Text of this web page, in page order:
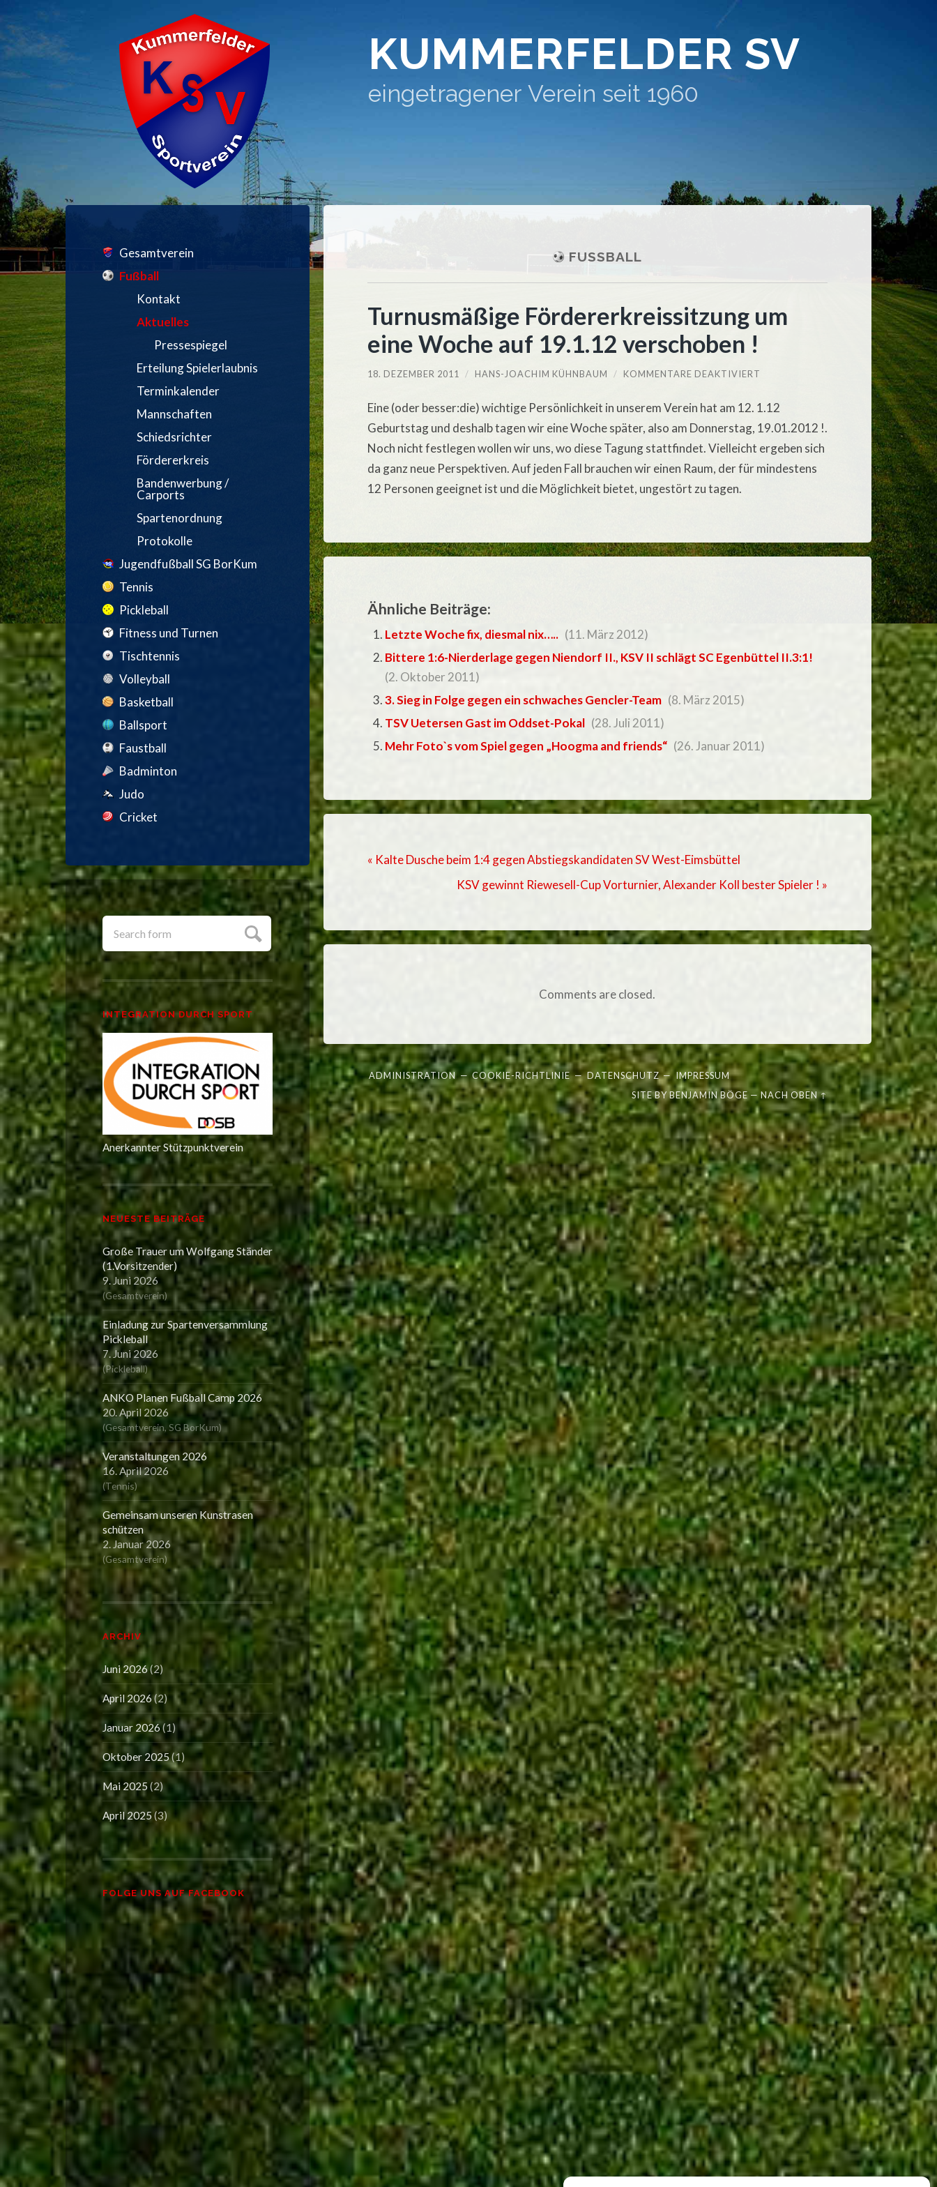
KUMMERFELDER SV
eingetragener Verein seit 1960
Gesamtverein
Fußball
Kontakt
Aktuelles
Pressespiegel
Erteilung Spielerlaubnis
Terminkalender
Mannschaften
Schiedsrichter
Fördererkreis
Bandenwerbung /
Carports
Spartenordnung
Protokolle
Jugendfußball SG BorKum
Tennis
Pickleball
Fitness und Turnen
Tischtennis
Volleyball
Basketball
Ballsport
Faustball
Badminton
Judo
Cricket
INTEGRATION DURCH SPORT
Anerkannter Stützpunktverein
NEUESTE BEITRÄGE
Große Trauer um Wolfgang Ständer
(1.Vorsitzender)
9. Juni 2026
(Gesamtverein)
Einladung zur Spartenversammlung
Pickleball
7. Juni 2026
(Pickleball)
ANKO Planen Fußball Camp 2026
20. April 2026
(Gesamtverein, SG BorKum)
Veranstaltungen 2026
16. April 2026
(Tennis)
Gemeinsam unseren Kunstrasen
schützen
2. Januar 2026
(Gesamtverein)
ARCHIV
Juni 2026(2)
April 2026(2)
Januar 2026(1)
Oktober 2025(1)
Mai 2025 (2)
April 2025 (3)
FOLGE UNS AUF FACEBOOK
FUSSBALL
Turnusmäßige Fördererkreissitzung um
eine Woche auf 19.1.12 verschoben !
18. DEZEMBER 2011 / HANS-JOACHIM KÜHNBAUM / KOMMENTARE DEAKTIVIERT
ÖRDERERKREISSITZUNG U
M E
OCHE A
9.1.12 V
ERSCHOBEN !
Eine (oder besser:die) wichtige Persönlichkeit in unserem Verein hat am 12. 1.12
Geburtstag und deshalb tagen wir eine Woche später, also am Donnerstag, 19.01.2012 !.
Noch nicht festlegen wollen wir uns, wo diese Tagung stattfindet. Vielleicht ergeben sich
da ganz neue Perspektiven. Auf jeden Fall brauchen wir einen Raum, der für mindestens
12 Personen geeignet ist und die Möglichkeit bietet, ungestört zu tagen.
Ähnliche Beiträge:
Letzte Woche fix, diesmal nix….. (11. März 2012)
Bittere 1:6-Nierderlage gegen Niendorf II., KSV II schlägt SC Egenbüttel II.3:1!
(2. Oktober 2011)
3. Sieg in Folge gegen ein schwaches Gencler-Team (8. März 2015)
TSV Uetersen Gast im Oddset-Pokal (28. Juli 2011)
Mehr Foto`s vom Spiel gegen „Hoogma and friends“ (26. Januar 2011)
« Kalte Dusche beim 1:4 gegen Abstiegskandidaten SV West-Eimsbüttel
KSV gewinnt Riewesell-Cup Vorturnier, Alexander Koll bester Spieler ! »
Comments are closed.
ADMINISTRATION — COOKIE-RICHTLINIE—DATENSCHUTZ— IMPRESSUM
SITE BYBENJAMIN BÖGE —NACH OBEN ↑